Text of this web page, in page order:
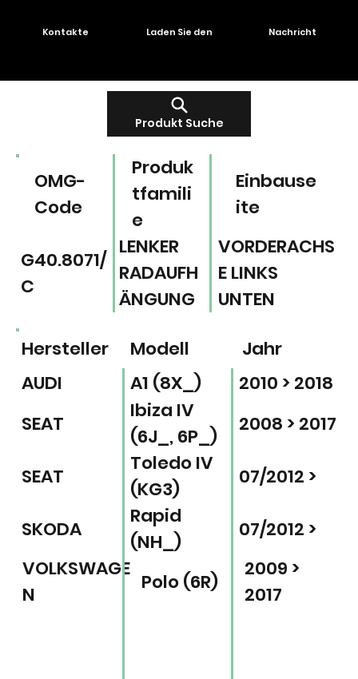
Produkt Suche
Kontakte Laden Sie den Nachricht
Einbause
ite
Produk
tfamili
e
OMG-
Code
VORDERACHS
E LINKS
UNTEN
LENKER
RADAUFH
ÄNGUNG
G40.8071/
C
Modell Jahr
Hersteller
AUDI
A1 (8X_)
2010 > 2018
SEAT
Ibiza IV
(6J_, 6P_)
2008 > 2017
SEAT
Toledo IV
(KG3)
07/2012 >
SKODA
Rapid
(NH_)
07/2012 >
VOLKSWAGE
N
Polo (6R)
2009 >
2017